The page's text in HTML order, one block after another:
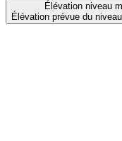
Élévation niveau
Élévation prévue du